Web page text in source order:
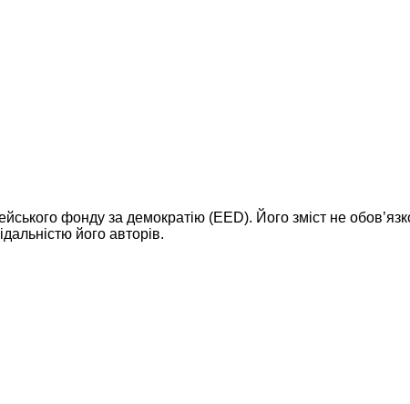
фонду за демократію (EED). Його зміст не
його авторів.